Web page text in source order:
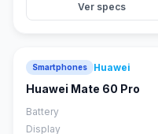
Ver specs
Smartphones Huawei
Huawei Mate 60 Pro
Battery
Display